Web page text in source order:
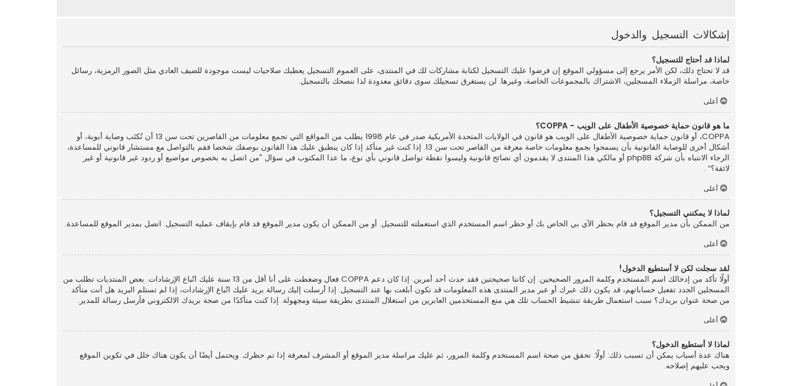
إشكالات التسجيل والدخول
لماذا قد أحتاج للتسجيل؟
قد لا تحتاج ذلك، لكن الأمر يرجع إلى مسؤولي الموقع إن فرضوا عليك التسجيل لكتابة مشاركات لك في المنتدى، على العموم التسجيل يعطيك صلاحيات ليست موجودة للضيف العادي مثل الصور الرمزية، رسائل
خاصة، مراسلة الزملاء المسجلين، الاشتراك بالمجموعات الخاصة، وغيرها. لن يستغرق تسجيلك سوى دقائق معدودة لذا ننصحك بالتسجيل.
أعلى
ما هو قانون حماية خصوصية الأطفال على الويب - COPPA؟
COPPA، أو قانون حماية خصوصية الأطفال على الويب هو قانون في الولايات المتحدة الأمريكية صدر في عام 1998 يطلب من المواقع التي تجمع معلومات من القاصرين تحت سن 13 أن تُكتَب وصاية أبوية، أو
أشكال أخرى للوصاية القانونية بأن يسمحوا بجمع معلومات خاصة معرفة من القاصر تحت سن 13. إذا كنت غير متأكد إذا كان ينطبق عليك هذا القانون بوصفك شخصا فقم بالتواصل مع مستشار قانوني للمساعدة،
الرجاء الانتباه بأن شركة phpBB أو مالكي هذا المنتدى لا يقدمون أي نصائح قانونية وليسوا نقطة تواصل قانوني بأي نوع، ما عدا المكتوب في سؤال ”من اتصل به بخصوص مواضيع أو ردود غير قانونية أو غير
لائقة؟“ .
أعلى
لماذا لا يمكنني التسجيل؟
من الممكن بأن مدير الموقع قد قام بحظر الآي بي الخاص بك أو حظر اسم المستخدم الذي استعملته للتسجيل. أو من الممكن أن يكون مدير الموقع قد قام بإيقاف عمليه التسجيل. اتصل بمدير الموقع للمساعدة.
أعلى
لقد سجلت لكن لا أستطيع الدخول!
أولًا تأكد من إدخالك اسم المستخدم وكلمة المرور الصحيحين. إن كانتا صحيحتين فقد حدث أحد أمرين. إذا كان دعم COPPA فعال وضغطت على أنا أقل من 13 سنة عليك اتّباع الإرشادات. بعض المنتديات تطلب من
المسجلين الجدد تفعيل حساباتهم، قد يكون ذلك عبرك أو عبر مدير المنتدى هذه المعلومات قد تكون أبلغت بها عند التسجيل. إذا أرسلت إليك رسالة بريد عليك اتّباع الإرشادات، إذا لم تستلم البريد هل أنت متأكد
من صحة عنوان بريدك؟ سبب استعمال طريقة تنشيط الحساب تلك هي منع المستخدمين العابرين من استغلال المنتدى بطريقة سيئة ومجهولة. إذا كنت متأكدًا من صحة بريدك الالكتروني فأرسل رسالة للمدير.
أعلى
لماذا لا أستطيع الدخول؟
هناك عدة أسباب يمكن أن تسبب ذلك: أولًا: تحقق من صحة اسم المستخدم وكلمة المرور، ثم عليك مراسلة مدير الموقع أو المشرف لمعرفة إذا تم حظرك. ويحتمل أيضًا أن يكون هناك خلل في تكوين الموقع
ويجب عليهم إصلاحه.